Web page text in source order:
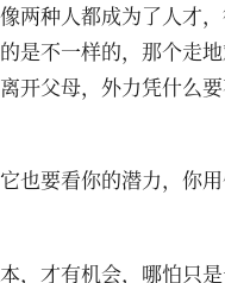
两种人都成为了人才
是不一样的，那个走地
开父母，外力凭什么
也要看你的潜力，你
，才有机会，哪怕只